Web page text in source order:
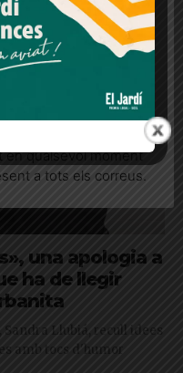
una apologia a
ha de llegir
Llubiá, recull idees
amb tocs d'humor
Rebutjar tot
Diari el Jardí, dona el
rebre comunicacions
qualsevol moment
a tots els correus.